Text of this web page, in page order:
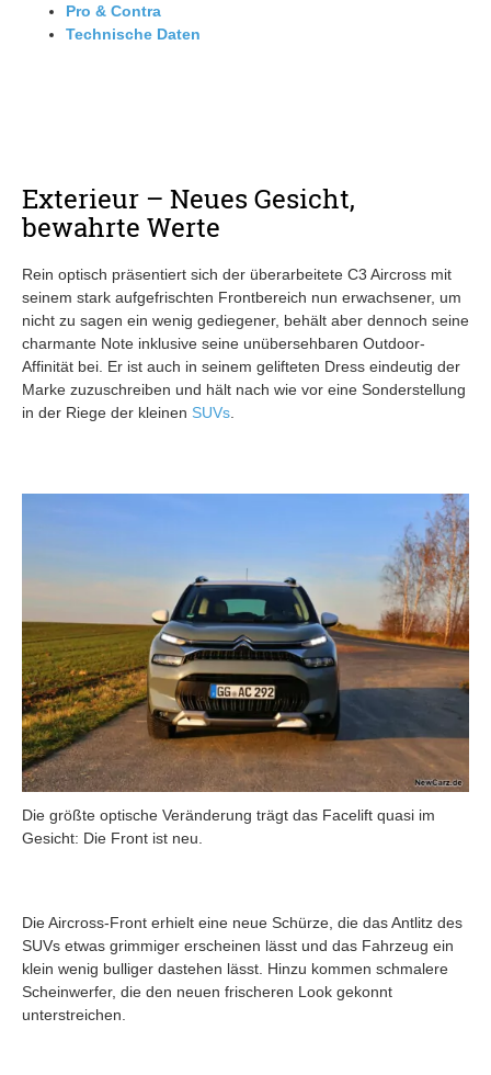
Pro & Contra
Technische Daten
Exterieur – Neues Gesicht,
bewahrte Werte
Rein optisch präsentiert sich der überarbeitete C3 Aircross mit
seinem stark aufgefrischten Frontbereich nun erwachsener, um
nicht zu sagen ein wenig gediegener, behält aber dennoch seine
charmante Note inklusive seine unübersehbaren Outdoor-
Affinität bei. Er ist auch in seinem gelifteten Dress eindeutig der
Marke zuzuschreiben und hält nach wie vor eine Sonderstellung
in der Riege der kleinen SUVs
Die größte optische Veränderung trägt das Facelift quasi im
Gesicht: Die Front ist neu.
Die Aircross-Front erhielt eine neue Schürze, die das Antlitz des
SUVs etwas grimmiger erscheinen lässt und das Fahrzeug ein
klein wenig bulliger dastehen lässt. Hinzu kommen schmalere
Scheinwerfer, die den neuen frischeren Look gekonnt
unterstreichen.